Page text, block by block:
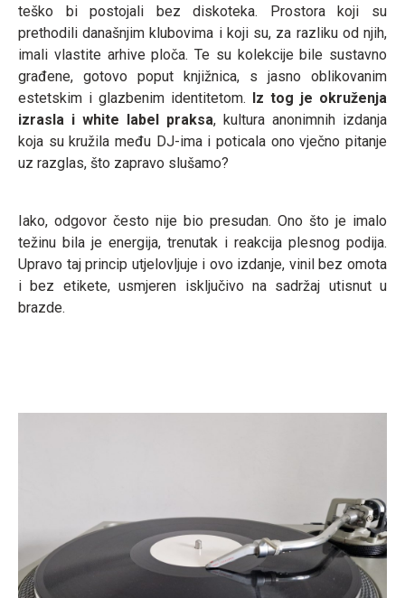
teško bi postojali bez diskoteka. Prostora koji su
prethodili današnjim klubovima i koji su, za razliku od njih,
imali vlastite arhive ploča. Te su kolekcije bile sustavno
građene, gotovo poput knjižnica, s jasno oblikovanim
estetskim i glazbenim identitetom. Iz tog je okruženja
izrasla i white label praksa, kultura anonimnih izdanja
koja su kružila među DJ-ima i poticala ono vječno pitanje
uz razglas, što zapravo slušamo?
Iako, odgovor često nije bio presudan. Ono što je imalo
težinu bila je energija, trenutak i reakcija plesnog podija.
Upravo taj princip utjelovljuje i ovo izdanje, vinil bez omota
i bez etikete, usmjeren isključivo na sadržaj utisnut u
brazde.